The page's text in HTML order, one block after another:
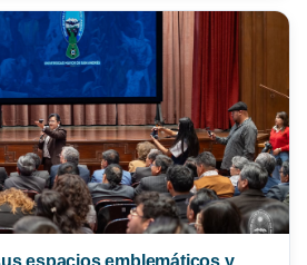
espacios emblemáticos y